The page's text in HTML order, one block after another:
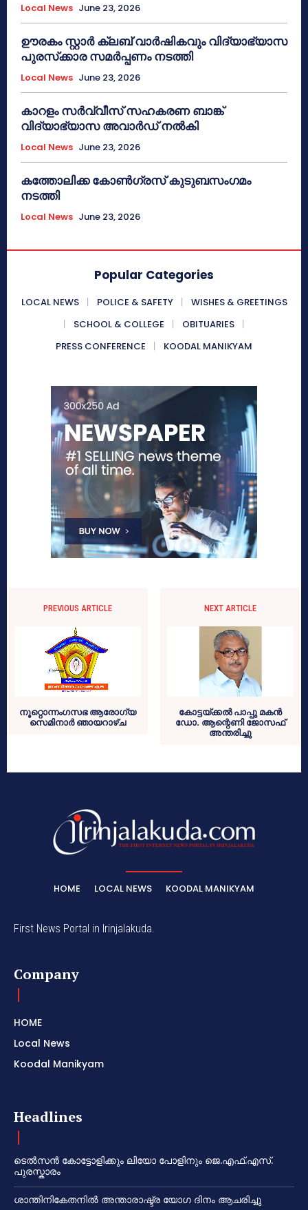
Local News June 23, 2026
ഊരകം സ്റ്റാർ ക്ലബ് വാർഷികവും വിദ്യാഭ്യാസ
പുരസ്‌ക്കാര സമർപ്പണം നടത്തി
Local News June 23, 2026
കാറളം സർവ്വീസ് സഹകരണ ബാങ്ക്
വിദ്യാഭ്യാസ അവാർഡ് നൽകി
Local News June 23, 2026
കത്തോലിക്ക കോൺഗ്രസ് കുടുബസംഗമം
നടത്തി
Local News June 23, 2026
Popular Categories
LOCAL NEWS POLICE & SAFETY
WISHES & GREETINGS
SCHOOL & COLLEGE
OBITUARIES
PRESS CONFERENCE
KOODAL MANIKYAM
PREVIOUS ARTICLE
നൂറ്റൊന്നംഗസഭ ആരോഗ്യ
സെമിനാർ ഞായറാഴ്ച
NEXT ARTICLE
കോട്ടയ്ക്കല്‍ പാപ്പു മകന്‍
ഡോ. ആന്റെണി ജോസഫ്
അന്തരിച്ചു
HOME LOCAL NEWS KOODAL MANIKYAM
First News Portal in Irinjalakuda.
Company
HOME
Local News
Koodal Manikyam
Headlines
ടെൽസൻ കോട്ടോളിക്കും ലിയോ പോളിനും ജെ.എഫ്.എസ്.
പുരസ്കാരം
ശാന്തിനികേതനിൽ അന്താരാഷ്ട്ര യോഗ ദിനം ആചരിച്ചു